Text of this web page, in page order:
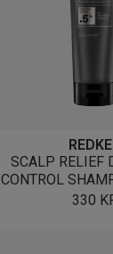
SCALP RELIEF
CONTROL
330